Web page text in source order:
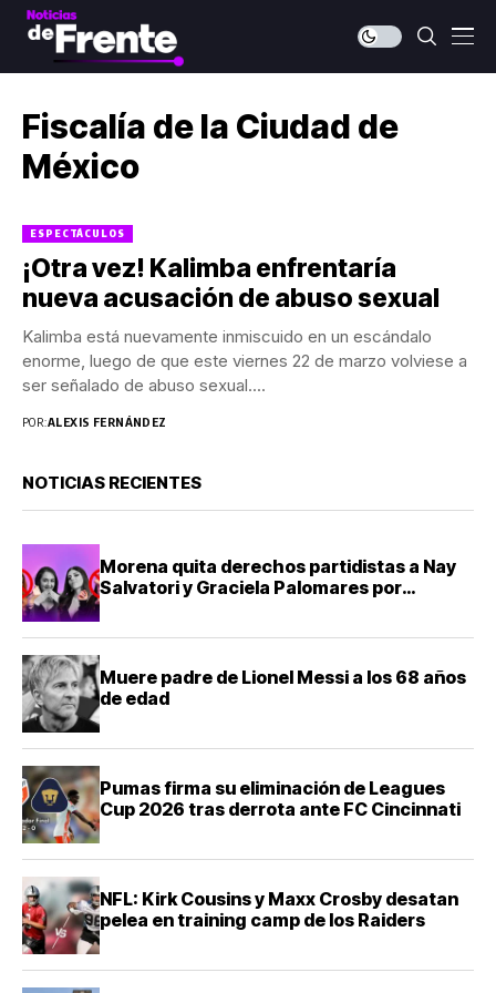
Fiscalía de la Ciudad de
México
ESPECTÁCULOS
¡Otra vez! Kalimba enfrentaría
nueva acusación de abuso sexual
Kalimba está nuevamente inmiscuido en un escándalo
enorme, luego de que este viernes 22 de marzo volviese a
ser señalado de abuso sexual....
POR:ALEXIS FERNÁNDEZ
NOTICIAS RECIENTES
Morena quita derechos partidistas a Nay
Salvatori y Graciela Palomares por
Muere padre de Lionel Messi a los 68 años
de edad
Pumas firma su eliminación de Leagues
Cup 2026 tras derrota ante FC Cincinnati
NFL: Kirk Cousins y Maxx Crosby desatan
pelea en training camp de los Raiders